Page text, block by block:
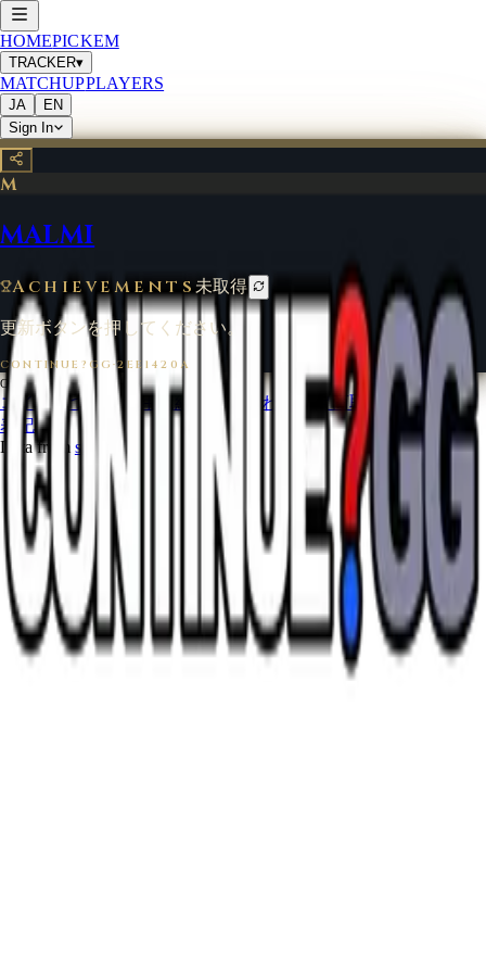
HOMEPICKEM
TRACKER▾
MATCHUPPLAYERS
JA
EN
Sign In
M
MALMI
Achievements未取得
更新ボタンを押してください。
CONTINUE?GG·2EE1420A
CONTINUE?GG ©
2026
コインについて
お問い合わせ
特定商取引法に基づく
表記
Data from start.gg